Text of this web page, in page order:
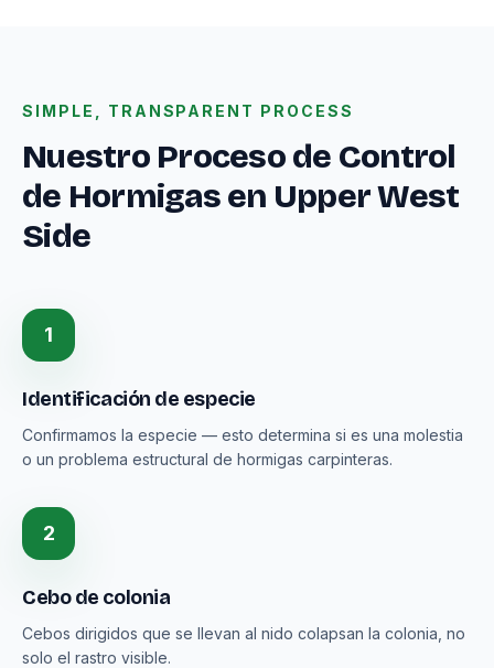
SIMPLE, TRANSPARENT PROCESS
Nuestro Proceso de Control
de Hormigas en Upper West
Side
1
Identificación de especie
Confirmamos la especie — esto determina si es una molestia
o un problema estructural de hormigas carpinteras.
2
Cebo de colonia
Cebos dirigidos que se llevan al nido colapsan la colonia, no
solo el rastro visible.